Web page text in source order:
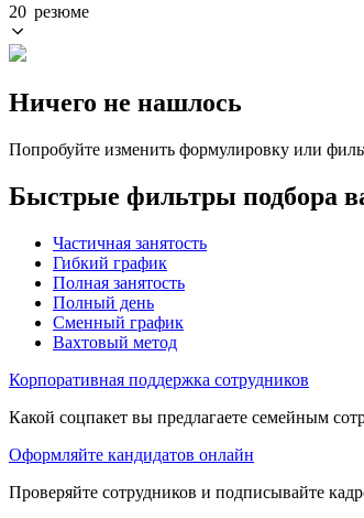
20 резюме
Ничего не нашлось
Попробуйте изменить формулировку или
Быстрые фильтры подбора
Частичная занятость
Гибкий график
Полная занятость
Полный день
Сменный график
Вахтовый метод
Корпоративная поддержка сотрудников
Какой соцпакет вы предлагаете семейным
Оформляйте кандидатов онлайн
Проверяйте сотрудников и подписывайте